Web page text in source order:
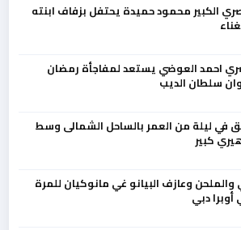
الكبير محمود حميدة يحتفل بزفاف ابنته
احمد العوضي يستعد لمفاجأة رمضان
سلطان الديب
في ليلة من العمر بالساحل الشمالى وسط
كبير
وعازف البيانو غي مانوكيان للمرة
دبي